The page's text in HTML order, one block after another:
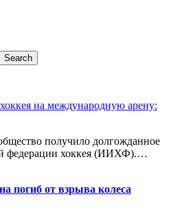
на международную арену:
получило долгожданное
федерации хоккея (ИИХФ).…
погиб от взрыва колеса